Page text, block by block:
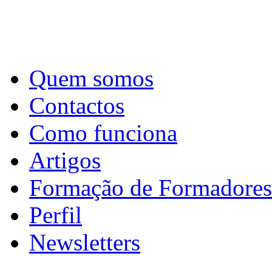
Quem somos
Contactos
Como funciona
Artigos
Formação de Formadores
Perfil
Newsletters